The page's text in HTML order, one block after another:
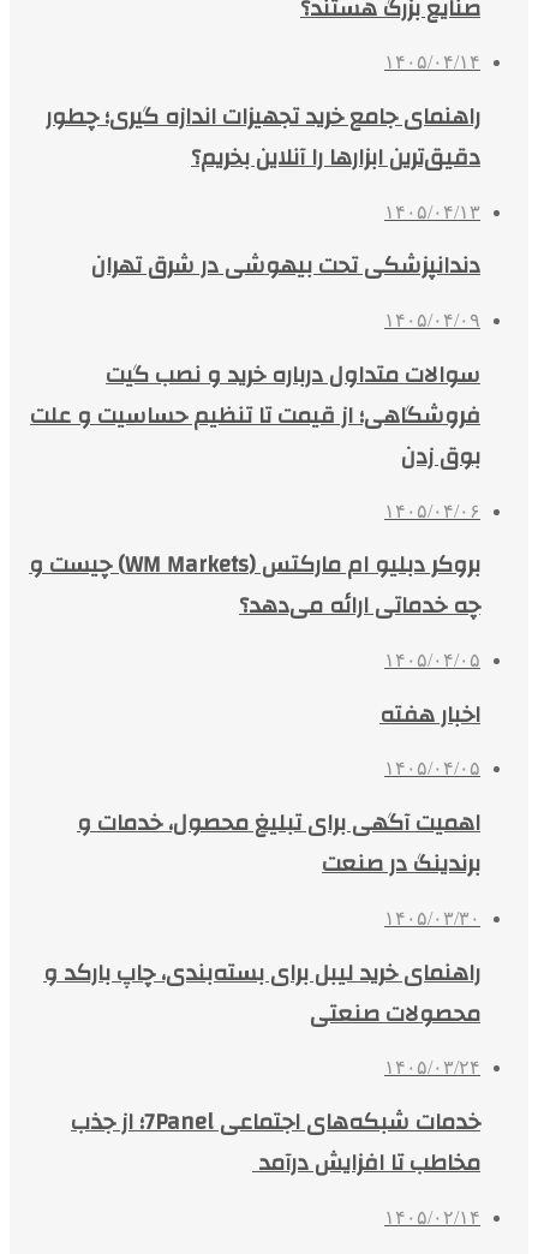
۱۴۰۵/۰۴/۱۴
راهنمای جامع خرید تجهیزات اندازه گیری؛ چطور
دقیق‌ترین ابزارها را آنلاین بخریم؟
۱۴۰۵/۰۴/۱۳
دندانپزشکی تحت بیهوشی در شرق تهران
۱۴۰۵/۰۴/۰۹
سوالات متداول درباره خرید و نصب گیت
فروشگاهی؛ از قیمت تا تنظیم حساسیت و علت
بوق زدن
۱۴۰۵/۰۴/۰۶
بروکر دبلیو ام مارکتس (WM Markets) چیست و
چه خدماتی ارائه می‌دهد؟
۱۴۰۵/۰۴/۰۵
اخبار هفته
۱۴۰۵/۰۴/۰۵
اهمیت آگهی برای تبلیغ محصول، خدمات و
برندینگ در صنعت
۱۴۰۵/۰۳/۳۰
راهنمای خرید لیبل برای بسته‌بندی، چاپ بارکد و
محصولات صنعتی
۱۴۰۵/۰۳/۲۴
خدمات شبکه‌های اجتماعی 7Panel؛ از جذب
مخاطب تا افزایش درآمد
۱۴۰۵/۰۲/۱۴